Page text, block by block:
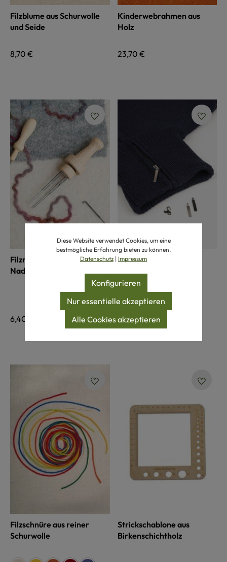
Filzblume aus Schurwolle
und Seide
Regulärer Preis:
8,70 €
Kinderwebrahmen aus
Holz
Regulärer Preis:
23,70 €
Filznadelhalter für 4
Nadeln aus Holz
Regulärer Preis:
6,40 €
Ersatz-Zipper
Farbeauswählen
silberschwarz
Regulärer Preis:
0,40 €
Filzschnüre aus reiner
Schurwolle
Strickschablone aus
Birkenschichtholz
Diese Website verwendet Cookies, um eine
bestmögliche Erfahrung bieten zu können.
Datenschutz | Impressum
Nur essentielle akzeptieren
Konfigurieren
Alle Cookies akzeptieren